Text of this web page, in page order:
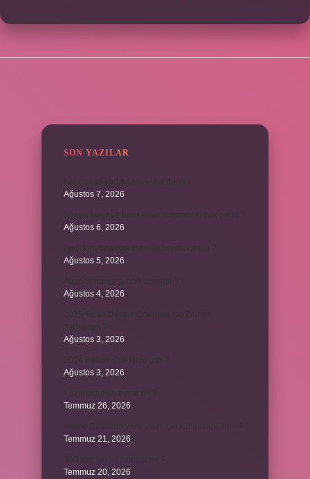
SON YAZILAR
Ağustos 7, 2026
Ağustos 6, 2026
Ağustos 5, 2026
Ağustos 4, 2026
Ağustos 3, 2026
Ağustos 3, 2026
Temmuz 26, 2026
Temmuz 21, 2026
Temmuz 20, 2026